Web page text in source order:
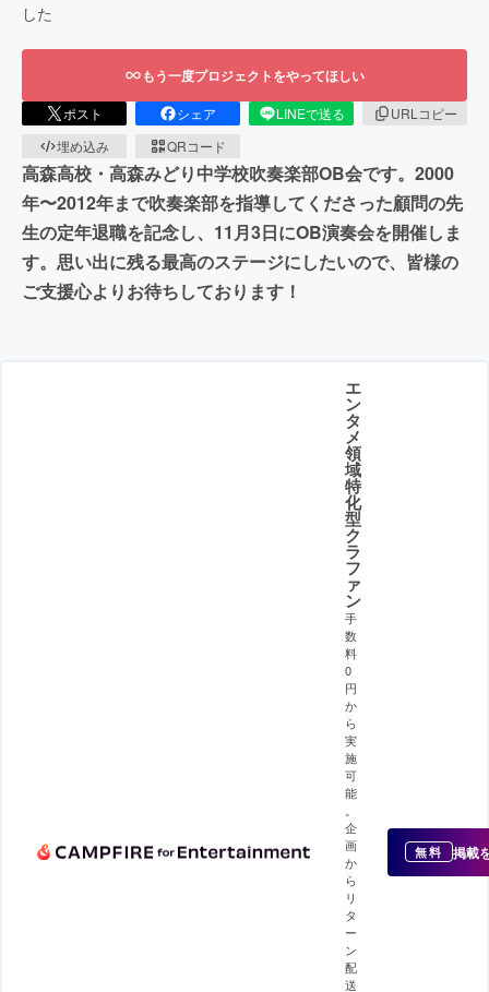
した
もう一度プロジェクトをやってほしい
ポスト シェア LINEで送る
URLコピー
埋め込み
QRコード
高森高校・高森みどり中学校吹奏楽部OB会です。2000
年〜2012年まで吹奏楽部を指導してくださった顧問の先
生の定年退職を記念し、11月3日にOB演奏会を開催しま
す。思い出に残る最高のステージにしたいので、皆様の
ご支援心よりお待ちしております！
エ
ン
タ
メ
領
域
特
化
型
ク
ラ
フ
ァ
ン
手
数
料
0
円
か
ら
実
施
可
能
企
画
か
ら
リ
タ
ー
ン
配
送
無料 掲載